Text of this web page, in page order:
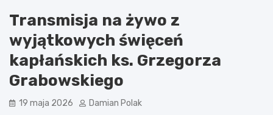
Transmisja na żywo z
wyjątkowych święceń
kapłańskich ks. Grzegorza
Grabowskiego
19 maja 2026 Damian Polak